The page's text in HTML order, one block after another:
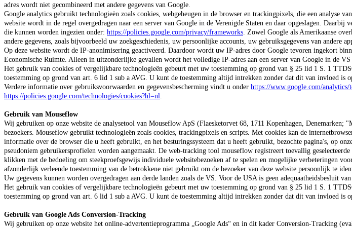
adres wordt niet gecombineerd met andere gegevens van Google.
Google analytics gebruikt technologieën zoals cookies, webgeheugen in de browser en trackingpixels, die een analyse
website wordt in de regel overgedragen naar een server van Google in de Verenigde Staten en daar opgeslagen. Daarbij
die kunnen worden ingezien onder: https://policies.google.com/privacy/frameworks . Zowel Google als Amerikaanse
andere gegevens, zoals bijvoorbeeld uw zoekgeschiedenis, uw persoonlijke accounts, uw gebruiksgegevens van andere
Op deze website wordt de IP-anonimisering geactiveerd. Daardoor wordt uw IP-adres door Google tevoren ingekort
Economische Ruimte. Alleen in uitzonderlijke gevallen wordt het volledige IP-adres aan een server van Google in de VS
Het gebruik van cookies of vergelijkbare technologieën gebeurt met uw toestemming op grond van § 25 lid 1 S. 1
toestemming op grond van art. 6 lid 1 sub a AVG. U kunt de toestemming altijd intrekken zonder dat dit van invloed is
Verdere informatie over gebruiksvoorwaarden en gegevensbescherming vindt u onder https://www.google.com/analytics/
https://policies.google.com/technologies/cookies?hl=nl
Gebruik van Mouseflow
Wij gebruiken op onze website de analysetool van Mouseflow ApS (Flaesketorvet 68, 1711 Kopenhagen, Denemarken;
bezoekers. Mouseflow gebruikt technologieën zoals cookies, trackingpixels en scripts. Met cookies kan de
informatie over de browser die u heeft gebruikt, en het besturingssysteem dat u heeft gebruikt, bezochte pagina's, op
pseudoniem gebruikersprofielen worden aangemaakt. De web-tracking tool mouseflow registreert toevallig
klikken met de bedoeling om steekproefsgewijs individuele websitebezoeken af te spelen en mogelijke verbeteringen
afzonderlijk verleende toestemming van de betrokkene niet gebruikt om de bezoeker van deze website persoonlijk te
Uw gegevens kunnen worden overgedragen aan derde landen zoals de VS. Voor de USA is geen adequaatheidsbesluit
Het gebruik van cookies of vergelijkbare technologieën gebeurt met uw toestemming op grond van § 25 lid 1 S. 1
toestemming op grond van art. 6 lid 1 sub a AVG. U kunt de toestemming altijd intrekken zonder dat dit van invloed is
Gebruik van Google Ads Conversion-Tracking
Wij gebruiken op onze website het online-advertentieprogramma „Google Ads“ en in dit kader Conversion-Tracking